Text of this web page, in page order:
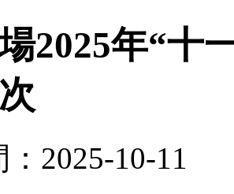
2025年“十
2025-10-11